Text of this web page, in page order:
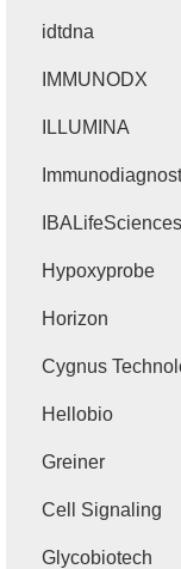
idtdna
IMMUNODX
ILLUMINA
IBALifeSciences
Hypoxyprobe
Horizon
Cygnus
Hellobio
Greiner
Cell Signaling
Glycobiotech